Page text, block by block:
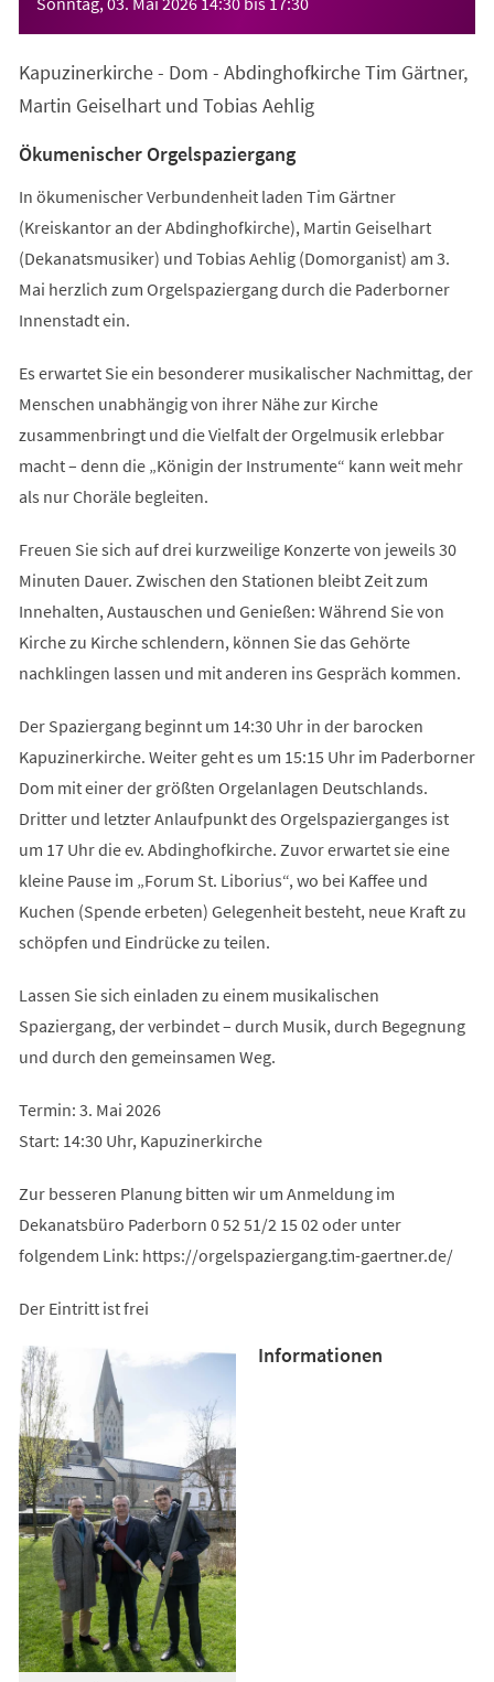
Kapuzinerkirche - Dom - Abdinghofkirche Tim Gärtner,
Martin Geiselhart und Tobias Aehlig
Ökumenischer Orgelspaziergang
In ökumenischer Verbundenheit laden Tim Gärtner
(Kreiskantor an der Abdinghofkirche), Martin Geiselhart
(Dekanatsmusiker) und Tobias Aehlig (Domorganist) am 3.
Mai herzlich zum Orgelspaziergang durch die Paderborner
Innenstadt ein.
Es erwartet Sie ein besonderer musikalischer Nachmittag, der
Menschen unabhängig von ihrer Nähe zur Kirche
zusammenbringt und die Vielfalt der Orgelmusik erlebbar
macht – denn die „Königin der Instrumente“ kann weit mehr
als nur Choräle begleiten.
Freuen Sie sich auf drei kurzweilige Konzerte von jeweils 30
Minuten Dauer. Zwischen den Stationen bleibt Zeit zum
Innehalten, Austauschen und Genießen: Während Sie von
Kirche zu Kirche schlendern, können Sie das Gehörte
nachklingen lassen und mit anderen ins Gespräch kommen.
Der Spaziergang beginnt um 14:30 Uhr in der barocken
Kapuzinerkirche. Weiter geht es um 15:15 Uhr im Paderborner
Dom mit einer der größten Orgelanlagen Deutschlands.
Dritter und letzter Anlaufpunkt des Orgelspazierganges ist
um 17 Uhr die ev. Abdinghofkirche. Zuvor erwartet sie eine
kleine Pause im „Forum St. Liborius“, wo bei Kaffee und
Kuchen (Spende erbeten) Gelegenheit besteht, neue Kraft zu
schöpfen und Eindrücke zu teilen.
Lassen Sie sich einladen zu einem musikalischen
Spaziergang, der verbindet – durch Musik, durch Begegnung
und durch den gemeinsamen Weg.
Termin: 3. Mai 2026
Start: 14:30 Uhr, Kapuzinerkirche
Zur besseren Planung bitten wir um Anmeldung im
Dekanatsbüro Paderborn 0 52 51/2 15 02 oder unter
folgendem Link: https://orgelspaziergang.tim-gaertner.de/
Der Eintritt ist frei
Informationen